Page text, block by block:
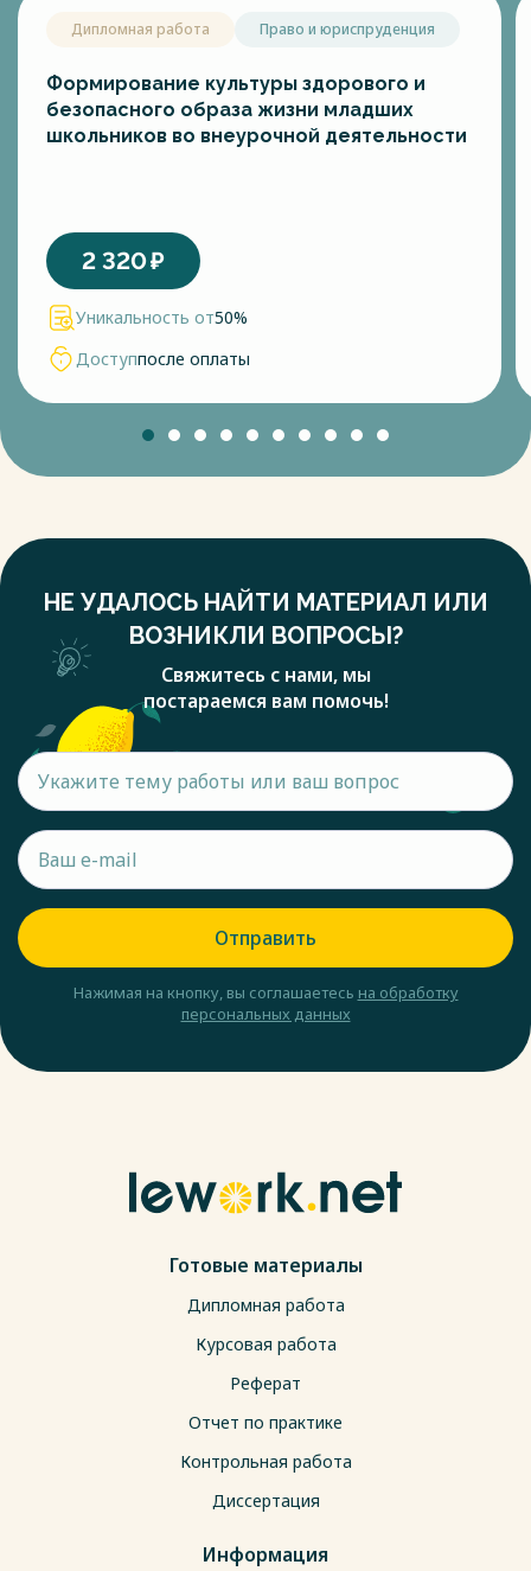
Дипломная работа Право и юриспруденция
Формирование культуры здорового и
безопасного образа жизни младших
школьников во внеурочной деятельности
2 320₽
Уникальность от50%
Доступпосле оплаты
НЕ УДАЛОСЬ НАЙТИ МАТЕРИАЛ ИЛИ
ВОЗНИКЛИ ВОПРОСЫ?
Свяжитесь с нами, мы
постараемся вам помочь!
Отправить
Нажимая на кнопку, вы соглашаетесь на обработку
персональных данных
Готовые материалы
Дипломная работа
Курсовая работа
Реферат
Отчет по практике
Контрольная работа
Диссертация
Информация